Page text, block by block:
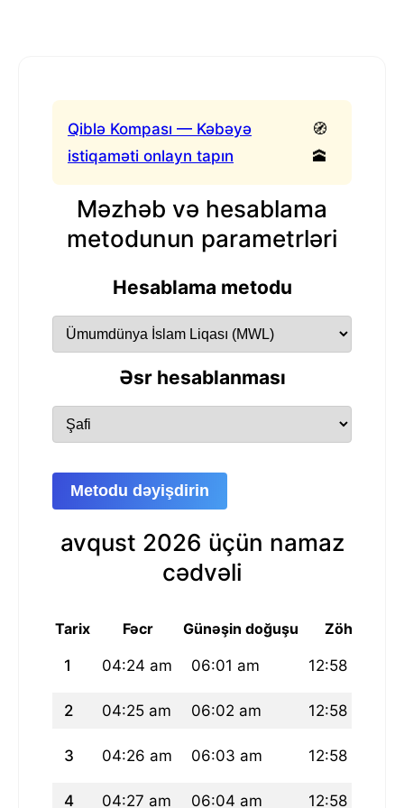
Qiblə Kompası — Kəbəyə
istiqaməti onlayn tapın
🧭
🕋
Məzhəb və hesablama
metodunun parametrləri
Hesablama metodu
Əsr hesablanması
Metodu dəyişdirin
avqust 2026 üçün namaz
cədvəli
Tarix Fəcr Günəşin doğuşu Zöhr
1 04:24 am 06:01 am 12:58 pm
2 04:25 am 06:02 am 12:58 pm
3 04:26 am 06:03 am 12:58 pm
4 04:27 am 06:04 am 12:58 pm